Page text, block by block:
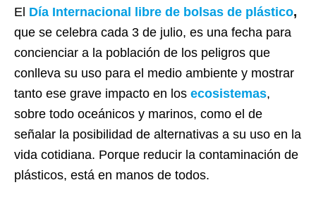
El Día Internacional libre de bolsas de plástico,
que se celebra cada 3 de julio, es una fecha para
concienciar a la población de los peligros que
conlleva su uso para el medio ambiente y mostrar
tanto ese grave impacto en los ecosistemas,
sobre todo oceánicos y marinos, como el de
señalar la posibilidad de alternativas a su uso en la
vida cotidiana. Porque reducir la contaminación de
plásticos, está en manos de todos.